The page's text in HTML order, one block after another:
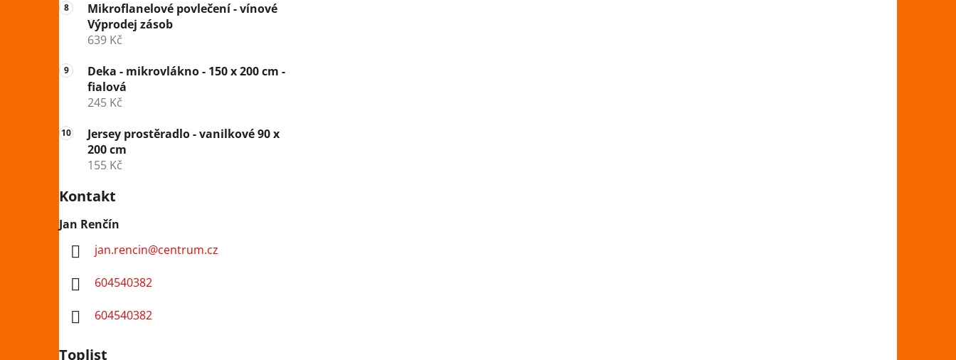
Mikroflanelové povlečení - vínové
Výprodej zásob
639 Kč
Deka - mikrovlákno - 150 x 200 cm -
fialová
245 Kč
Jersey prostěradlo - vanilkové 90 x
200 cm
155 Kč
Kontakt
Jan Renčín
jan.rencin@centrum.cz
604540382
604540382
Toplist